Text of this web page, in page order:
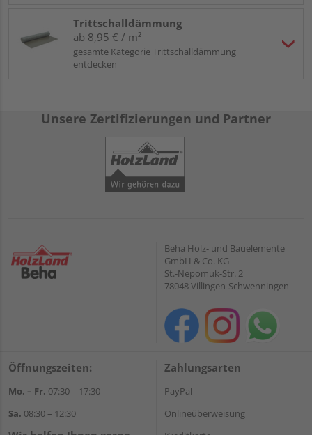
Trittschalldämmung
ab 8,95 € / m²
gesamte Kategorie Trittschalldämmung
entdecken
Unsere Zertifizierungen und Partner
Beha Holz- und Bauelemente
GmbH & Co. KG
St.-Nepomuk-Str. 2
78048 Villingen-Schwenningen
Öffnungszeiten:
Mo. – Fr. 07:30 – 17:30
Sa. 08:30 – 12:30
Zahlungsarten
PayPal
Onlineüberweisung